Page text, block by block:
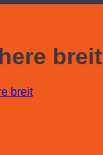
breit
breit